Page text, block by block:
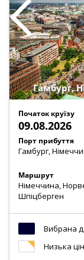
>>>Написати нам
Також Ви
наших
+38 093 653 05 53
+38 066 653 05
+38 097 653 05 53
Email:
Гамбург,
Початок круїзу
09.08.2026
Порт прибуття
Гамбург,
Маршрут
Німеччина,
Шпіцберген
Вибрана
Низька